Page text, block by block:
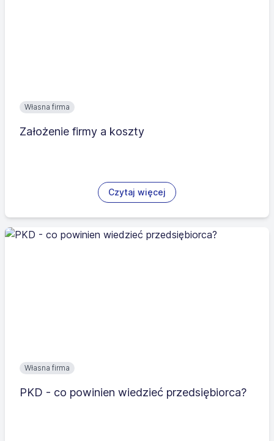
Własna firma
Założenie firmy a koszty
Czytaj więcej
Własna firma
PKD - co powinien wiedzieć przedsiębiorca?